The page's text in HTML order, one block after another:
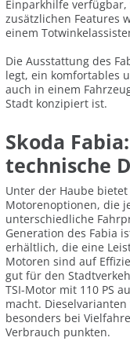
Einparkhilfe
zusätzlichen Features
einem
Die Ausstattung des
legt, ein komfortables
auch in einem
Stadt konzipiert ist.
Skoda
technische
Unter der Haube
Motorenoptionen, die
unterschiedliche
Generation des Fabia
erhältlich, die eine
Motoren sind auf
gut für den
TSI-Motor mit 110 PS
macht.
besonders bei
Verbrauch punkten.